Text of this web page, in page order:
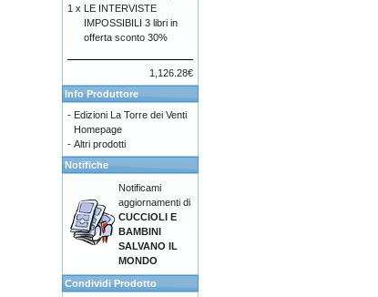
1 x LE INTERVISTE
IMPOSSIBILI 3 libri in
offerta sconto 30%
1,126.28€
Info Produttore
- Edizioni La Torre dei Venti
Homepage
- Altri prodotti
Notifiche
Notificami
aggiornamenti di
CUCCIOLI E
BAMBINI
SALVANO IL
MONDO
Condividi Prodotto